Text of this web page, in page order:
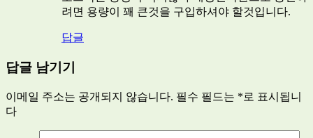
려면 용량이 꽤 큰것을 구입하셔야 할것입니다.
답글
답글 남기기
이메일 주소는 공개되지 않습니다. 필수 필드는 * 로 표시됩니
다